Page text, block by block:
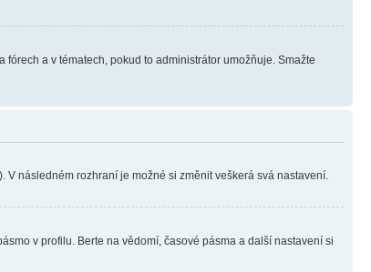
a v tématech, pokud to administrátor umožňuje. Smažte
V následném rozhraní je možné si změnit veškerá svá nastavení.
v profilu. Berte na vědomí, časové pásma a další nastavení si